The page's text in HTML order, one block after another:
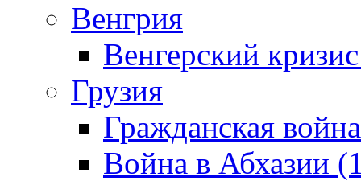
Венгрия
Венгерский
Грузия
Гражданская
Война в Абхазии